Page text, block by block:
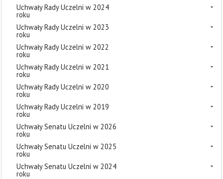
Uchwały Rady Uczelni w 2024
roku
Uchwały Rady Uczelni w 2023
roku
Uchwały Rady Uczelni w 2022
roku
Uchwały Rady Uczelni w 2021
roku
Uchwały Rady Uczelni w 2020
roku
Uchwały Rady Uczelni w 2019
roku
Uchwały Senatu Uczelni w 2026
roku
Uchwały Senatu Uczelni w 2025
roku
Uchwały Senatu Uczelni w 2024
roku